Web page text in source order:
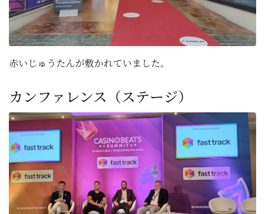
赤いじゅうたんが敷かれていました。
カンファレンス（ステージ）